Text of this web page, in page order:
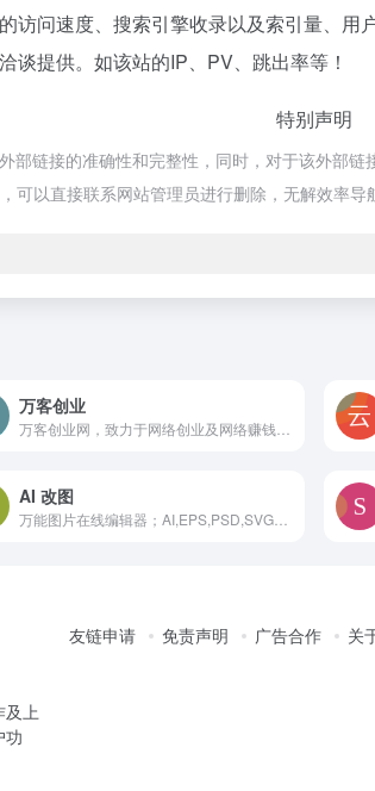
访问速度、搜索引擎收录以及索引量、
谈提供。如该站的IP、PV、跳出率等！
特别声明
部链接的准确性和完整性，同时，对于该外部
以直接联系网站管理员进行删除，无解效率导
万客创业
AI 改图
及上
功
友链申请 免责声明 广告合作 关